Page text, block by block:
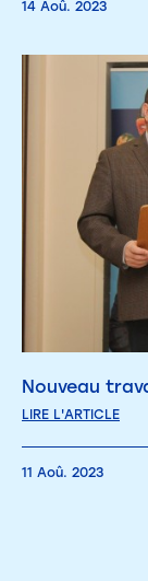
14 Aoû. 2023
Nouveau
LIRE L'ARTICLE
11 Aoû. 2023